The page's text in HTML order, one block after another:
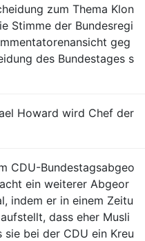
zum Thema Klon
Stimme der Bundesregi
geg
des Bundestages s
Howard wird Chef der
CDU-Bundestagsabgeo
ein weiterer Abgeor
indem er in einem Zeitu
dass eher Musli
bei der CDU ein Kreu